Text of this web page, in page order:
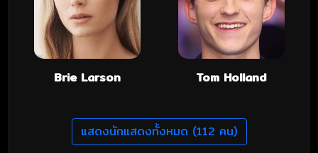
Brie Larson Tom Holland
แสดงนักแสดงทั้งหมด (112 คน)